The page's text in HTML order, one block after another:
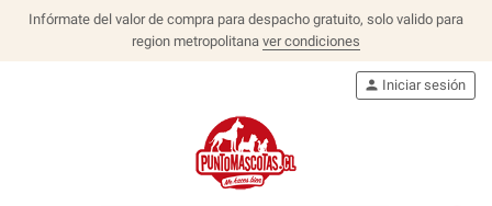
Infórmate del valor de compra para despacho gratuito, solo valido para
region metropolitana ver condiciones
person Iniciar sesión